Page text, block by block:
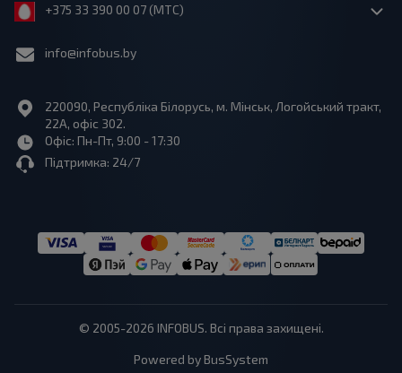
+375 33 390 00 07 (МТС)
info@infobus.by
220090, Республіка Білорусь, м. Мінськ, Логойський тракт,
22А, офіс 302.
Офіс: Пн-Пт, 9:00 - 17:30
Підтримка: 24/7
© 2005-2026 INFOBUS. Всі права захищені.
Powered by BusSystem